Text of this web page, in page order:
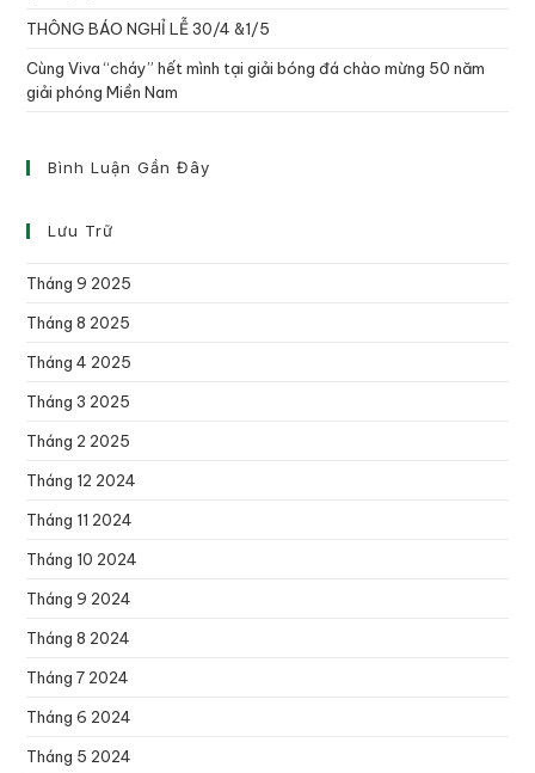
THÔNG BÁO NGHỈ LỄ 30/4 &1/5
Cùng Viva “cháy” hết mình tại giải bóng đá chào mừng 50 năm
giải phóng Miền Nam
Bình Luận Gần Đây
Lưu Trữ
Tháng 9 2025
Tháng 8 2025
Tháng 4 2025
Tháng 3 2025
Tháng 2 2025
Tháng 12 2024
Tháng 11 2024
Tháng 10 2024
Tháng 9 2024
Tháng 8 2024
Tháng 7 2024
Tháng 6 2024
Tháng 5 2024